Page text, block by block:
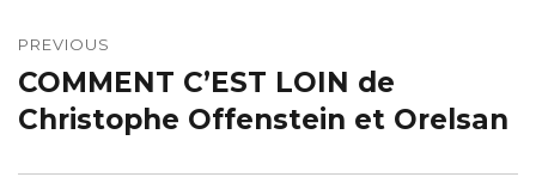
de
l’article
PREVIOUS
Previous
post:
COMMENT C’EST LOIN de
Christophe Offenstein et Orelsan